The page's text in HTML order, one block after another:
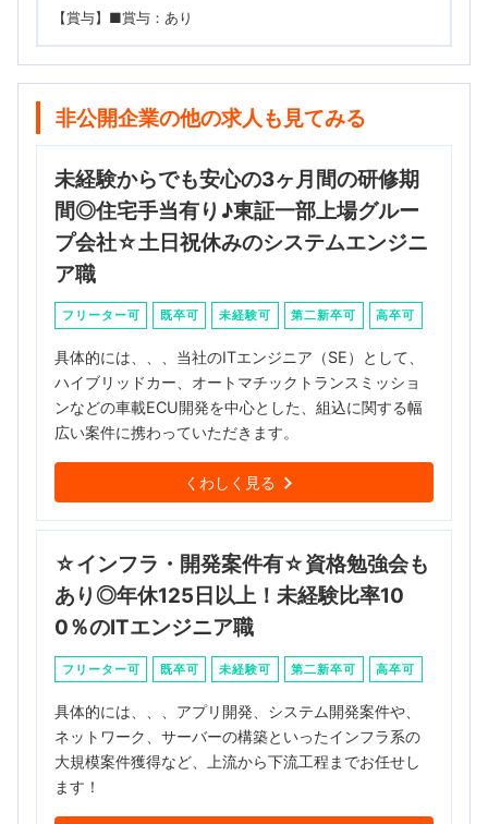
【賞与】■賞与：あり
非公開企業の他の求人も見てみる
未経験からでも安心の3ヶ月間の研修期
間◎住宅手当有り♪東証一部上場グルー
プ会社☆土日祝休みのシステムエンジニ
ア職
フリーター可 既卒可 未経験可 第二新卒可 高卒可
具体的には、、、当社のITエンジニア（SE）として、
ハイブリッドカー、オートマチックトランスミッショ
ンなどの車載ECU開発を中心とした、組込に関する幅
広い案件に携わっていただきます。
くわしく見る
☆インフラ・開発案件有☆資格勉強会も
あり◎年休125日以上！未経験比率10
0％のITエンジニア職
フリーター可 既卒可 未経験可 第二新卒可 高卒可
具体的には、、、アプリ開発、システム開発案件や、
ネットワーク、サーバーの構築といったインフラ系の
大規模案件獲得など、上流から下流工程までお任せし
ます！